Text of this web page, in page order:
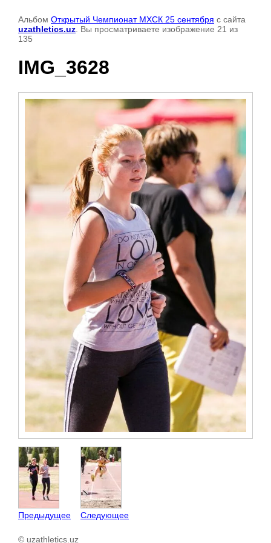
Альбом Открытый Чемпионат МХСК 25 сентября с сайта
uzathletics.uz . Вы просматриваете изображение 21 из
135
IMG_3628
Предыдущее Следующее
© uzathletics.uz